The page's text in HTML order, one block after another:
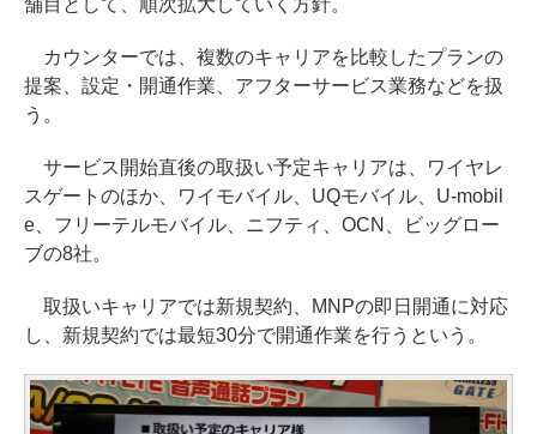
舗目として、順次拡大していく方針。
カウンターでは、複数のキャリアを比較したプランの
提案、設定・開通作業、アフターサービス業務などを扱
う。
サービス開始直後の取扱い予定キャリアは、ワイヤレ
スゲートのほか、ワイモバイル、UQモバイル、U-mobil
e、フリーテルモバイル、ニフティ、OCN、ビッグロー
ブの8社。
取扱いキャリアでは新規契約、MNPの即日開通に対応
し、新規契約では最短30分で開通作業を行うという。